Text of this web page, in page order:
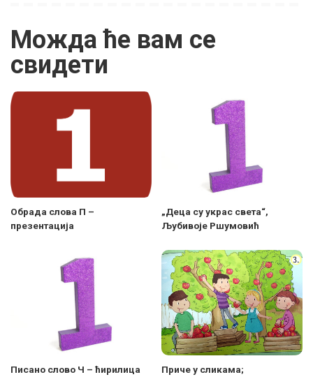
Можда ће вам се
свидети
Обрада слова П –
презентација
„Деца су украс света“,
Љубивоје Ршумовић
Писано слово Ч – ћирилица
Приче у сликама;